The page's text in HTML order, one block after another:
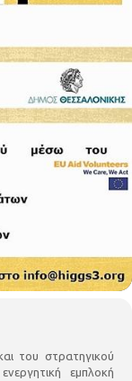
του στρατηγικού
εμπλοκή